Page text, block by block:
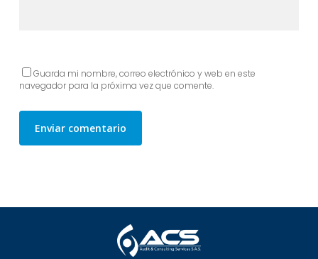
Guarda mi nombre, correo electrónico y web en este
navegador para la próxima vez que comente.